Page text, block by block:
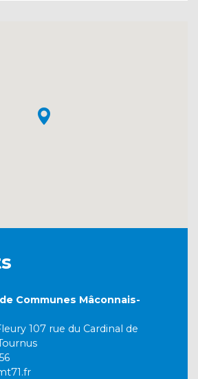
Communes Mâconnais-
107 rue du Cardinal de